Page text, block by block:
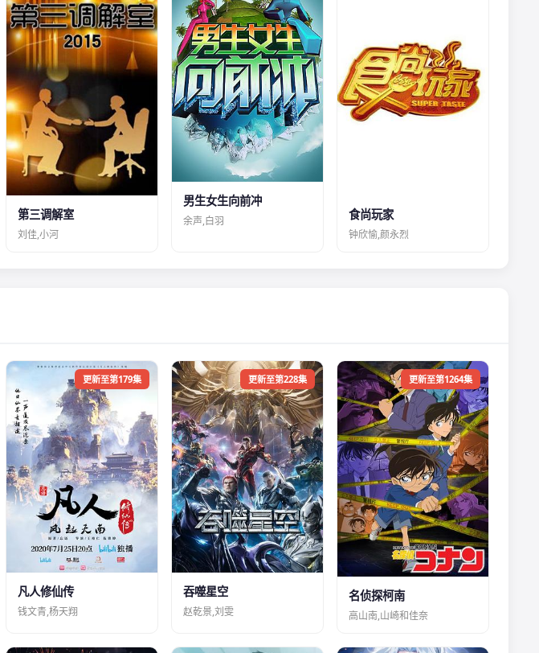
第三调解室
刘佳,小河
男生女生向前冲
余声,白羽 食尚玩家
钟欣愉,颜永烈
更新至第179集
凡人修仙传
钱文青,杨天翔
更新至第228集
吞噬星空
赵乾景,刘雯
更新至第1264集
名侦探柯南
高山南,山崎和佳奈